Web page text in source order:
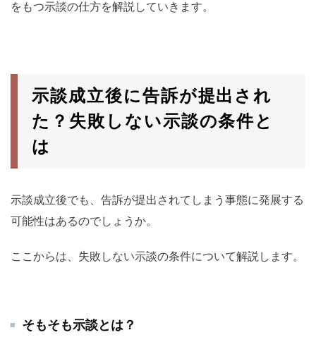
をもつ示談の仕方を解説していきます。
示談成立後に告訴が提出され
た？失敗しない示談の条件と
は
示談成立後でも、告訴が提出されてしまう事態に発展する
可能性はあるのでしょうか。
ここからは、失敗しない示談の条件について解説します。
そもそも示談とは？